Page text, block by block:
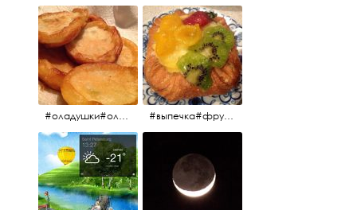
#оладушки#оладушкинакефире #оладушкисяблоками #кефир#яблоки С утра испёк, на кефире с яблоками. #выпечка#фрукты#пекарня#зима